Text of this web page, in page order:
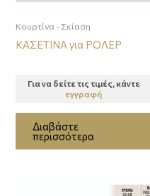
Κουρτίνα - Σκίαση
ΚΑΣΕΤΙΝΑ για ΡΟΛΕΡ
Για να δείτε τις τιμές, κάντε
εγγραφή
Διαβάστε
περισσότερα